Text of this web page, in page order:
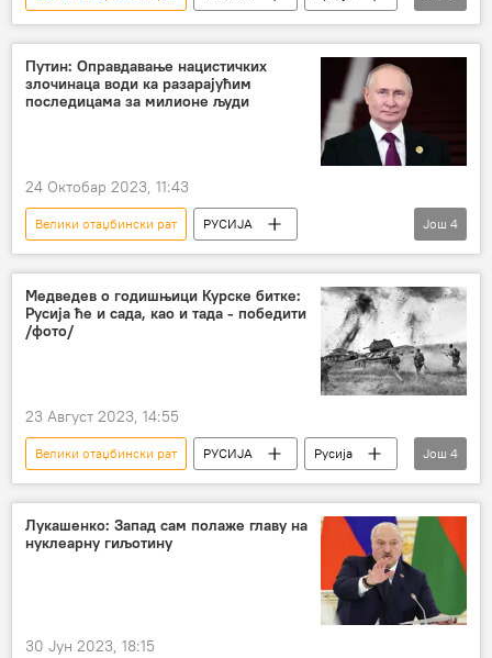
Русија – друштво
Србија – друштво
победа над фашизмом
победа
Други светски рат
Путин: Оправдавање нацистичких
злочинаца води ка разарајућим
последицама за милионе људи
24 Октобар 2023, 11:43
Велики отаџбински рат
РУСИЈА
Русија – политика
Русија
Политика
Владимир Путин
Још 4
Медведев о годишњици Курске битке:
Русија ће и сада, као и тада - победити
/фото/
23 Август 2023, 14:55
Велики отаџбински рат РУСИЈА
Русија
Русија – друштво
Курска битка
Дмитриј Медведев
Други светски рат
Још 4
Лукашенко: Запад сам полаже главу на
нуклеарну гиљотину
30 Јун 2023, 18:15